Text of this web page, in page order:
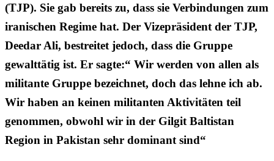
(TJP). Sie gab bereits zu, dass sie Verbindungen zum
iranischen Regime hat. Der Vizepräsident der TJP,
Deedar Ali, bestreitet jedoch, dass die Gruppe
gewalttätig ist. Er sagte:“ Wir werden von allen als
militante Gruppe bezeichnet, doch das lehne ich ab.
Wir haben an keinen militanten Aktivitäten teil
genommen, obwohl wir in der Gilgit Baltistan
Region in Pakistan sehr dominant sind“